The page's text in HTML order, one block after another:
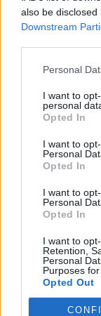
also be
Downstream
Personal
I want to
personal
Opted In
I want to
Personal
Opted In
I want to
Personal
Opted In
I want to
Retention,
Personal
Purposes
Opted Out
Si estás
laGuía
Puedes hacer
web móviles
VER MÁS
VOLVER A